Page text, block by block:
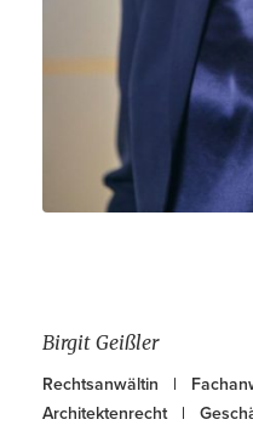
Birgit Geißler
Rechtsanwältin |
Architektenrecht |